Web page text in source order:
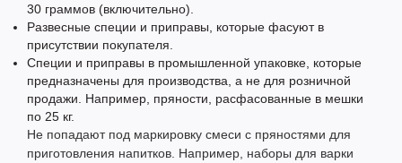
30 граммов (включительно).
Развесные специи и приправы, которые фасуют в
присутствии покупателя.
Специи и приправы в промышленной упаковке, которые
предназначены для производства, а не для розничной
продажи. Например, пряности, расфасованные в мешки
по 25 кг.
Не попадают под маркировку смеси с пряностями для
приготовления напитков. Например, наборы для варки